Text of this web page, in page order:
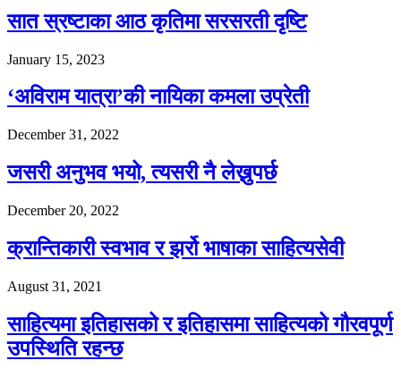
सात स्रष्टाका आठ कृतिमा सरसरती दृष्टि
January 15, 2023
‘अविराम यात्रा’की नायिका कमला उप्रेती
December 31, 2022
जसरी अनुभव भयो, त्यसरी नै लेख्नुपर्छ
December 20, 2022
क्रान्तिकारी स्वभाव र झर्रो भाषाका साहित्यसेवी
August 31, 2021
साहित्यमा इतिहासको र इतिहासमा साहित्यको गौरवपूर्ण
उपस्थिति रहन्छ